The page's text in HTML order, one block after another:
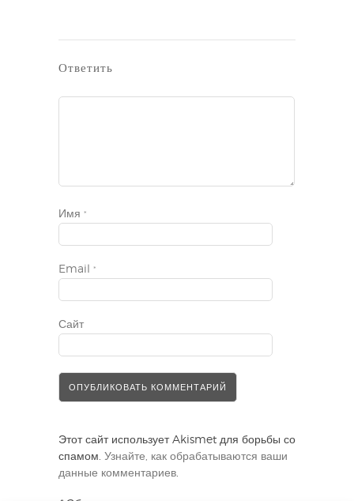
Ответить
Имя *
Email *
Сайт
Этот сайт использует Akismet для борьбы со
спамом. Узнайте, как обрабатываются ваши
данные комментариев.